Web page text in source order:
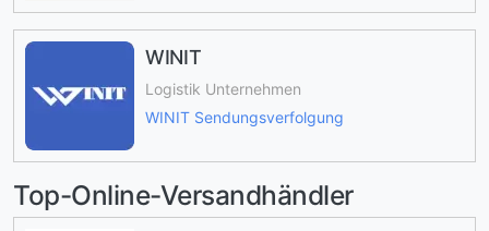
WINIT
Logistik Unternehmen
WINIT Sendungsverfolgung
Top-Online-Versandhändler